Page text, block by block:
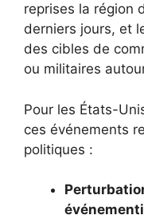
reprises la région
derniers jours, et
des cibles de
ou militaires
Pour les États-
ces événements
politiques :